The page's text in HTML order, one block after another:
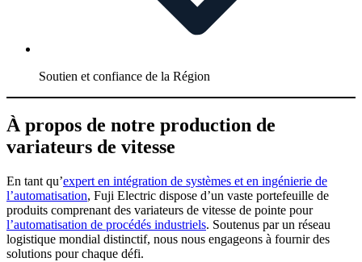
Soutien et confiance de la Région
À propos de notre production de
variateurs de vitesse
En tant qu’expert en intégration de systèmes et en ingénierie de
l’automatisation, Fuji Electric dispose d’un vaste portefeuille de
produits comprenant des variateurs de vitesse de pointe pour
l’automatisation de procédés industriels. Soutenus par un réseau
logistique mondial distinctif, nous nous engageons à fournir des
solutions pour chaque défi.